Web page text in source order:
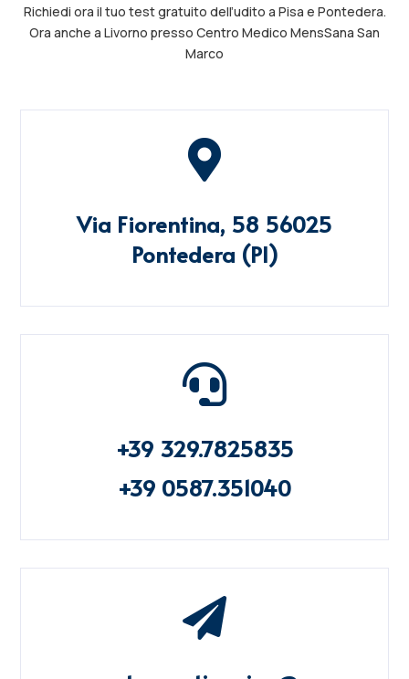
Richiedi ora il tuo test gratuito dell’udito a Pisa e Pontedera.
Ora anche a Livorno presso Centro Medico MensSana San
Marco

Via Fiorentina, 58 56025
Pontedera (PI)

+39 329.7825835
+39 0587.351040
